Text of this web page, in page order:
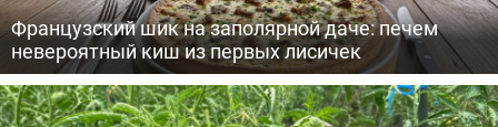
Французский шик на заполярной даче: печем
невероятный киш из первых лисичек